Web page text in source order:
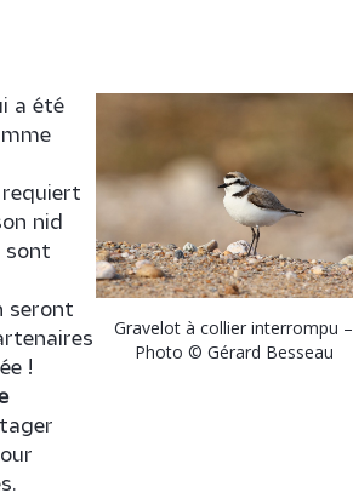
a été
requiert
nid
sont
seront
!
Gravelot à collier interrompu –
Photo © Gérard Besseau